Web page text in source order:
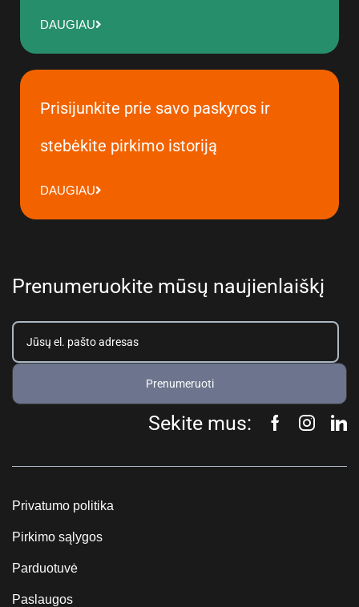
DAUGIAU
Prisijunkite prie savo paskyros ir
stebėkite pirkimo istoriją
DAUGIAU
Prenumeruokite mūsų naujienlaiškį
Prenumeruoti
Sekite mus:
Privatumo politika
Pirkimo sąlygos
Parduotuvė
Paslaugos